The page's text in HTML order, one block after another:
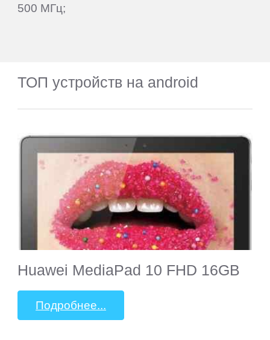
500 МГц;
ТОП устройств на android
Huawei MediaPad 10 FHD 16GB
Подробнее...